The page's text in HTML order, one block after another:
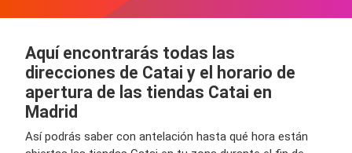
Aquí encontrarás todas las
direcciones de Catai y el horario de
apertura de las tiendas Catai en
Madrid
Así podrás saber con antelación hasta qué hora están